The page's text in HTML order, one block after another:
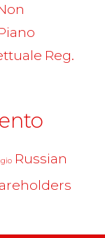
Reg.
Russian